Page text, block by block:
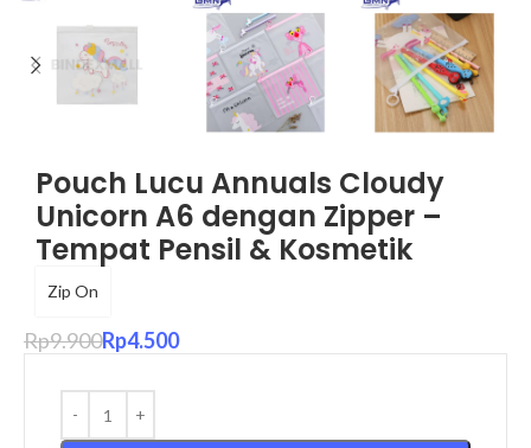
Pouch Lucu Annuals Cloudy
Unicorn A6 dengan Zipper –
Tempat Pensil & Kosmetik
Zip On
Rp9.900Rp4.500